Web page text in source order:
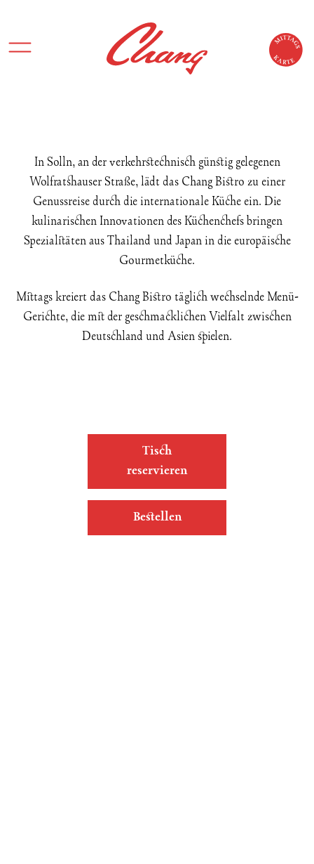
In Solln, an der verkehrstechnisch günstig gelegenen
Wolfratshauser Straße, lädt das Chang Bistro zu einer
Genussreise durch die internationale Küche ein. Die
kulinarischen Innovationen des Küchenchefs bringen
Spezialitäten aus Thailand und Japan in die europäische
Gourmetküche.
Mittags kreiert das Chang Bistro täglich wechselnde Menü-
Gerichte, die mit der geschmacklichen Vielfalt zwischen
Deutschland und Asien spielen.
Tisch
reservieren
Bestellen